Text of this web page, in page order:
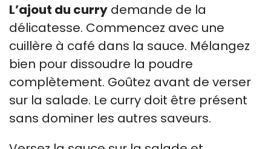
L’ajout du curry demande de la
délicatesse. Commencez avec une
cuillère à café dans la sauce. Mélangez
bien pour dissoudre la poudre
complètement. Goûtez avant de verser
sur la salade. Le curry doit être présent
sans dominer les autres saveurs.